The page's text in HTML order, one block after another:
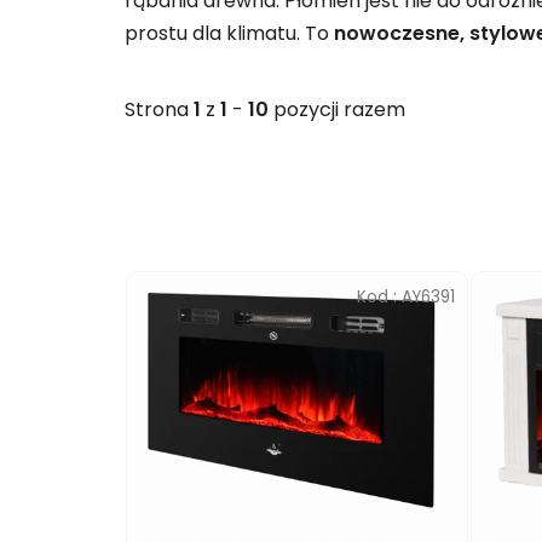
prostu dla klimatu. To nowoczesne,
Strona1 z 1 - 10 pozycji razem
Kod :AY6391